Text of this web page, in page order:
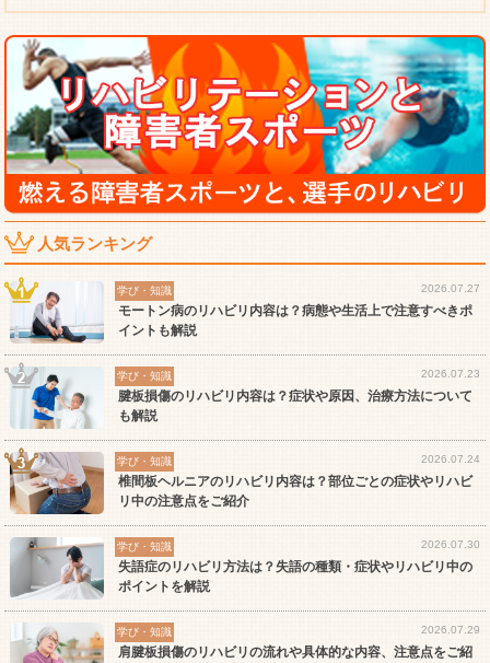
人気ランキング
学び・知識 2026.07.27
モートン病のリハビリ内容は？病態や生活上で注意すべきポ
イントも解説
学び・知識 2026.07.23
腱板損傷のリハビリ内容は？症状や原因、治療方法について
も解説
学び・知識 2026.07.24
椎間板ヘルニアのリハビリ内容は？部位ごとの症状やリハビ
リ中の注意点をご紹介
学び・知識 2026.07.30
失語症のリハビリ方法は？失語の種類・症状やリハビリ中の
ポイントを解説
学び・知識 2026.07.29
肩腱板損傷のリハビリの流れや具体的な内容、注意点をご紹